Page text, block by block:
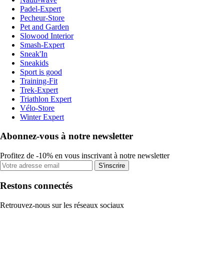
Padel-Expert
Pecheur-Store
Pet and Garden
Slowood Interior
Smash-Expert
Sneak'In
Sneakids
Sport is good
Training-Fit
Trek-Expert
Triathlon Expert
Vélo-Store
Winter Expert
Abonnez-vous à notre newsletter
Profitez de -10% en vous inscrivant à notre newsletter
S'inscrire
Restons connectés
Retrouvez-nous sur les réseaux sociaux